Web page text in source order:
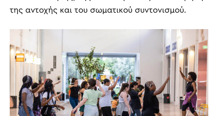
της αντοχής και του σωματικού συντονισμού.